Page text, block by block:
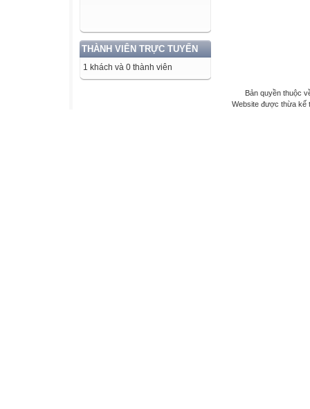
THÀNH VIÊN TRỰC TUYẾN
1 khách và 0 thành viên
Bản quyền thuộc
Website được thừa kế